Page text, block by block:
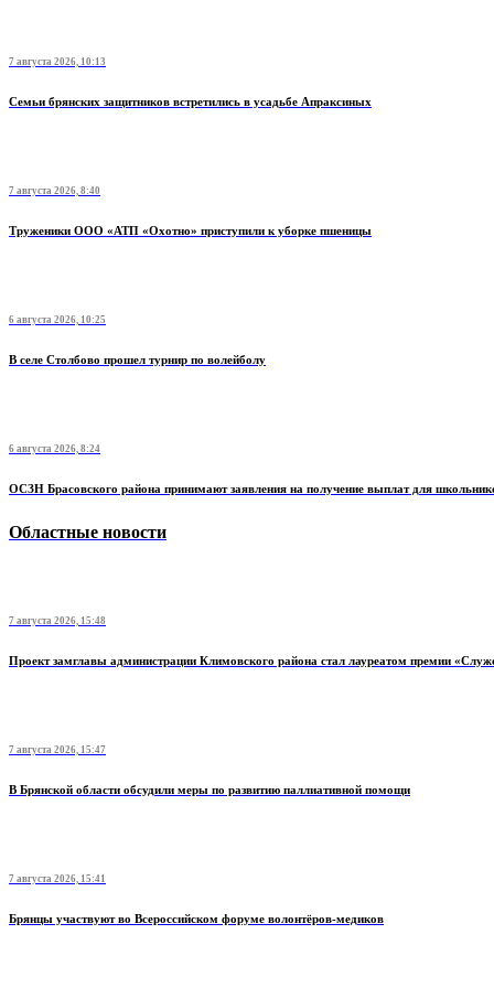
7 августа 2026, 10:13
Семьи брянских защитников встретились в усадьбе Апраксиных
7 августа 2026, 8:40
Труженики ООО «АТП «Охотно» приступили к уборке пшеницы
6 августа 2026, 10:25
В селе Столбово прошел турнир по волейболу
6 августа 2026, 8:24
ОСЗН Брасовского района принимают заявления на получение выплат для
Областные новости
7 августа 2026, 15:48
Проект замглавы администрации Климовского района стал лауреатом премии
7 августа 2026, 15:47
В Брянской области обсудили меры по развитию паллиативной помощи
7 августа 2026, 15:41
Брянцы участвуют во Всероссийском форуме волонтёров-медиков